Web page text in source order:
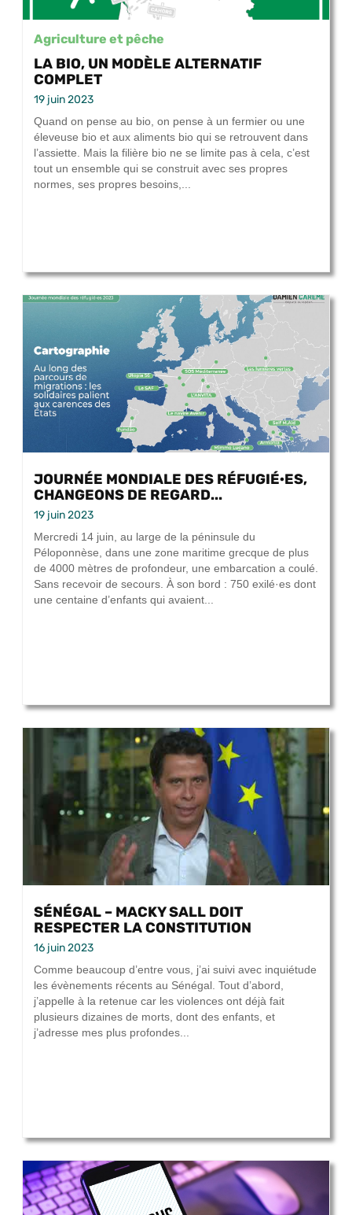
Agriculture et pêche
LA BIO, UN MODÈLE ALTERNATIF
COMPLET
19 juin 2023
Quand on pense au bio, on pense à un fermier ou une
éleveuse bio et aux aliments bio qui se retrouvent dans
l’assiette. Mais la filière bio ne se limite pas à cela, c’est
tout un ensemble qui se construit avec ses propres
normes, ses propres besoins,...
JOURNÉE MONDIALE DES RÉFUGIÉ·ES,
CHANGEONS DE REGARD...
19 juin 2023
Mercredi 14 juin, au large de la péninsule du
Péloponnèse, dans une zone maritime grecque de plus
de 4000 mètres de profondeur, une embarcation a coulé.
Sans recevoir de secours. À son bord : 750 exilé·es dont
une centaine d’enfants qui avaient...
SÉNÉGAL – MACKY SALL DOIT
RESPECTER LA CONSTITUTION
16 juin 2023
Comme beaucoup d’entre vous, j’ai suivi avec inquiétude
les évènements récents au Sénégal. Tout d’abord,
j’appelle à la retenue car les violences ont déjà fait
plusieurs dizaines de morts, dont des enfants, et
j’adresse mes plus profondes...